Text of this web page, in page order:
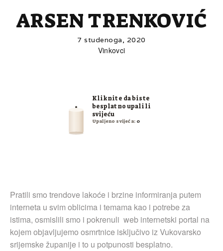
ARSEN TRENKOVIĆ
7 studenoga, 2020
Vinkovci
Kliknite da biste
besplatno upalili
svijeću
Upaljeno svijeća: 0
Pratili smo trendove lakoće i brzine informiranja putem
interneta u svim oblicima i temama kao i potrebe za
istima, osmislili smo i pokrenuli web internetski portal na
kojem objavljujemo osmrtnice isključivo iz Vukovarsko
srijemske županije i to u potpunosti besplatno.